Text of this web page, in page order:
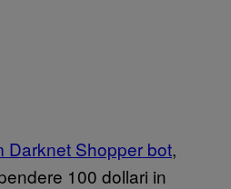
Darknet Shopper bot,
100 dollari in